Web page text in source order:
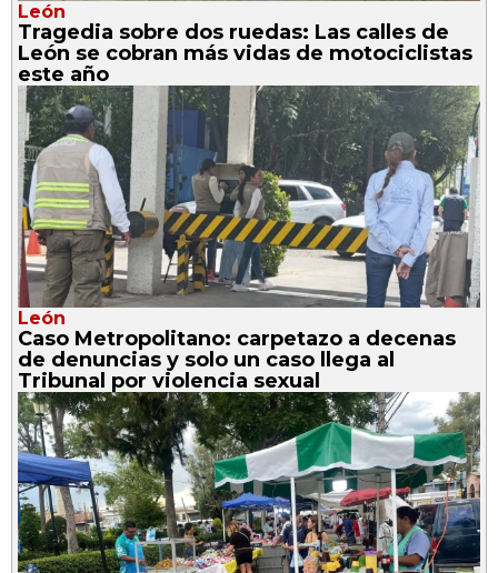
León
Tragedia sobre dos ruedas: Las calles de
León se cobran más vidas de motociclistas
este año
León
Caso Metropolitano: carpetazo a decenas
de denuncias y solo un caso llega al
Tribunal por violencia sexual